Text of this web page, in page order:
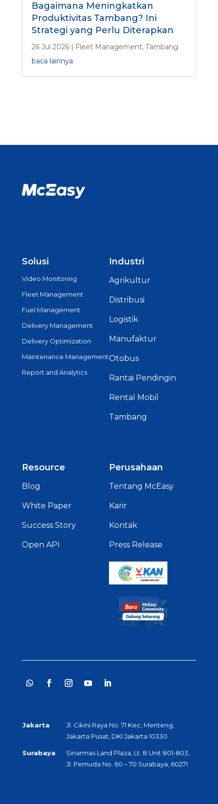
Bagaimana Meningkatkan
Produktivitas Tambang? Ini
Strategi yang Perlu Diterapkan
26 Jul 2026| Fleet Management, Tambang
baca lainnya
Solusi
Video Monitoring
Fleet Management
Fuel Management
Delivery Management
Delivery Optimization
Maintenance Management
Report and Analytics
Industri
Agrikultur
Distribusi
Logistik
Manufaktur
Otobus
Rantai Pendingin
Rental Mobil
Tambang
Resource
Blog
White Paper
Success Story
Open API
Perusahaan
Tentang McEasy
Karir
Kontak
Press Release
Jakarta
Jl. Cikini Raya No. 71 Kec, Menteng,
Jakarta Pusat, DKI Jakarta 10330
Surabaya
Sinarmas Land Plaza, Lt. 8 Unit 801-803,
Jl. Pemuda No. 60 – 70 Surabaya, 60271